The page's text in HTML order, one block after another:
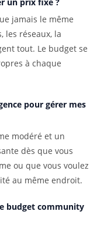
jamais le même
les réseaux, la
tout. Le budget se
à chaque
pour gérer mes
modéré et un
dès que vous
ou que vous voulez
au même endroit.
budget community